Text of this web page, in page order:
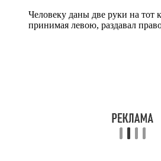
Человеку даны две руки на тот
принимая левою, раздавал